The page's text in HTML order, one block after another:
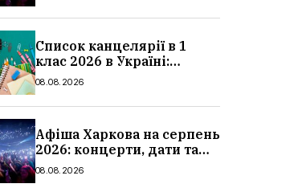
Список канцелярії в 1
клас 2026 в Україні:
повний чек-лист для
08.08.2026
Афіша Харкова на серпень
2026: концерти, дати та
ціни квитків
08.08.2026